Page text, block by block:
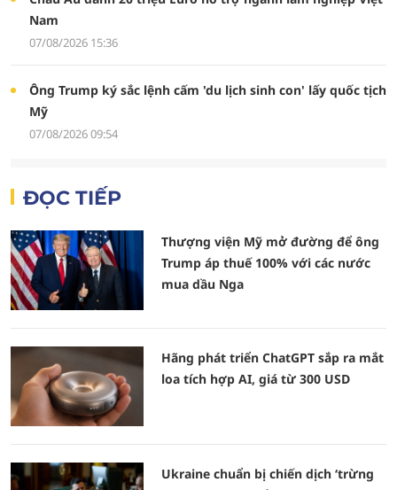
Nam
07/08/2026 15:36
Ông Trump ký sắc lệnh cấm 'du lịch sinh con' lấy quốc tịch
Mỹ
07/08/2026 09:54
ĐỌC TIẾP
Thượng viện Mỹ mở đường để ông
Trump áp thuế 100% với các nước
mua dầu Nga
Hãng phát triển ChatGPT sắp ra mắt
loa tích hợp AI, giá từ 300 USD
Ukraine chuẩn bị chiến dịch ‘trừng